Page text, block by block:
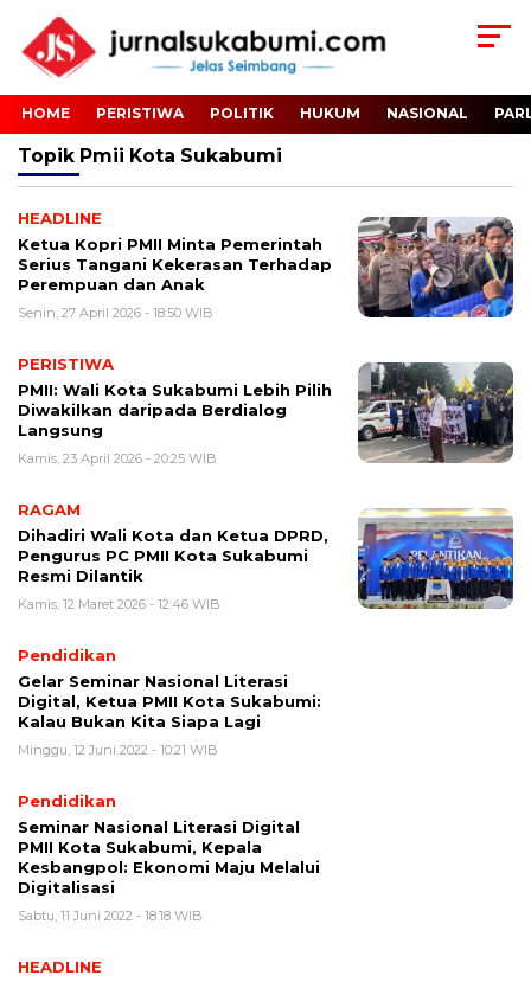
HOME PERISTIWA POLITIK HUKUM NASIONAL
Topik Pmii Kota Sukabumi
HEADLINE
Ketua Kopri PMII Minta Pemerintah
Serius Tangani Kekerasan Terhadap
Perempuan dan Anak
Senin, 27 April 2026 - 18:50 WIB
PERISTIWA
PMII: Wali Kota Sukabumi Lebih Pilih
Diwakilkan daripada Berdialog
Langsung
Kamis, 23 April 2026 - 20:25 WIB
RAGAM
Dihadiri Wali Kota dan Ketua DPRD,
Pengurus PC PMII Kota Sukabumi
Resmi Dilantik
Kamis, 12 Maret 2026 - 12:46 WIB
Pendidikan
Gelar Seminar Nasional Literasi
Digital, Ketua PMII Kota Sukabumi:
Kalau Bukan Kita Siapa Lagi
Minggu, 12 Juni 2022 - 10:21 WIB
Pendidikan
Seminar Nasional Literasi Digital
PMII Kota Sukabumi, Kepala
Kesbangpol: Ekonomi Maju Melalui
Digitalisasi
Sabtu, 11 Juni 2022 - 18:18 WIB
HEADLINE